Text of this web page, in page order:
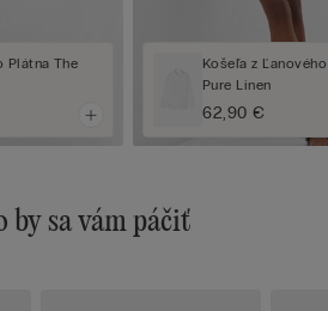
Plátna The
Košeľa z
Pure Linen
62,90 €
by sa vám páčiť